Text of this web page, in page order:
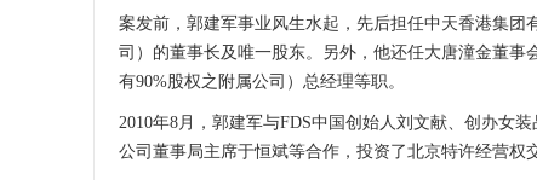
案发前，郭建军事业风生水起，先后担任中天香港集
司）的董事长及唯一股东。另外，他还任大唐潼金董
有90%股权之附属公司）总经理等职。
2010年8月，郭建军与FDS中国创始人刘文献、创办女
公司董事局主席于恒斌等合作，投资了北京特许经营权